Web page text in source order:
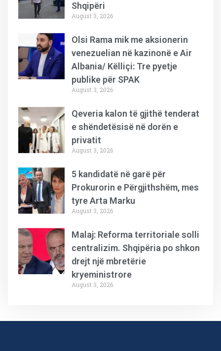
Shqipëri
August 3, 2026
Olsi Rama mik me aksionerin
venezuelian në kazinonë e Air
Albania/ Këlliçi: Tre pyetje
publike për SPAK
August 3, 2026
Qeveria kalon të gjithë tenderat
e shëndetësisë në dorën e
privatit
August 3, 2026
5 kandidatë në garë për
Prokurorin e Përgjithshëm, mes
tyre Arta Marku
August 3, 2026
Malaj: Reforma territoriale solli
centralizim. Shqipëria po shkon
drejt një mbretërie
kryeministrore
August 3, 2026